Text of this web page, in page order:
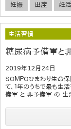
妊娠 出産 妊活
生活習慣
糖尿病予備軍と
2019年12月24日
ＳＯＭＰＯひまわり生命
て、１年のうちで最も生
備軍 と 非予備軍 の 生